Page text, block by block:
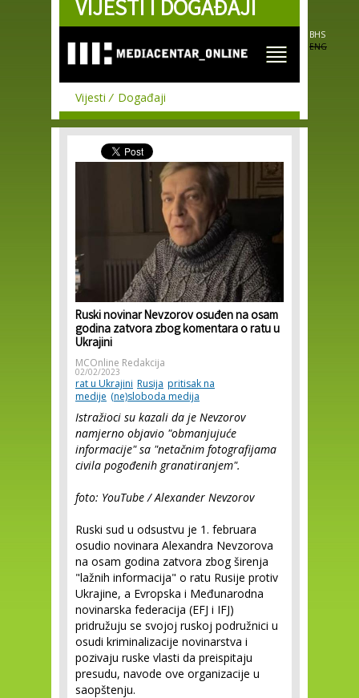
Skip to
main
VIJESTI I DOGAĐAJI
BHS
ENG
Vijesti Događaji
Ruski novinar Nevzorov osuđen na osam
godina zatvora zbog komentara o ratu u
Ukrajini
MCOnline Redakcija
02/02/2023
rat u Ukrajini Rusija pritisak na
medije (ne)sloboda medija
Istražioci su kazali da je Nevzorov
namjerno objavio "obmanjujuće
informacije" sa "netačnim fotografijama
civila pogođenih granatiranjem".
foto: YouTube / Alexander Nevzorov
Ruski sud u odsustvu je 1. februara
osudio novinara Alexandra Nevzorova
na osam godina zatvora zbog širenja
"lažnih informacija" o ratu Rusije protiv
Ukrajine, a Evropska i Međunarodna
novinarska federacija (EFJ i IFJ)
pridružuju se svojoj ruskoj podružnici u
osudi kriminalizacije novinarstva i
pozivaju ruske vlasti da preispitaju
presudu, navode ove organizacije u
saopštenju.